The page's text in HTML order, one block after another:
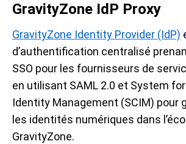
GravityZone IdP Proxy
GravityZone Identity Provider (IdP)
d’authentification centralisé
SSO pour les fournisseurs de
en utilisant SAML 2.0 et System
Identity Management (SCIM) pour
les identités numériques dans
GravityZone.